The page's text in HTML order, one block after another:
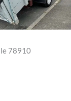
78910